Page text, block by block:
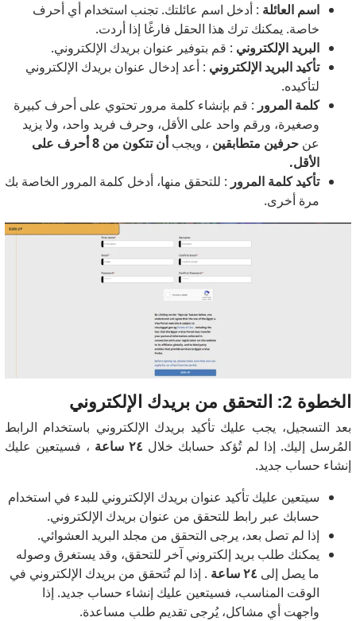
اسم العائلة : أدخل اسم عائلتك. تجنب استخدام أي أحرف
خاصة. يمكنك ترك هذا الحقل فارغًا إذا أردت.
البريد الإلكتروني : قم بتوفير عنوان بريدك الإلكتروني.
تأكيد البريد الإلكتروني : أعد إدخال عنوان بريدك الإلكتروني
لتأكيده.
كلمة المرور : قم بإنشاء كلمة مرور تحتوي على أحرف كبيرة
وصغيرة، ورقم واحد على الأقل، وحرف فريد واحد، ولا يزيد
عن حرفين متطابقين ، ويجب
أن تتكون من 8 أحرف على
الأقل.
تأكيد كلمة المرور : للتحقق منها، أدخل كلمة المرور الخاصة بك
مرة أخرى.
الخطوة 2: التحقق من بريدك الإلكتروني
بعد التسجيل، يجب عليك تأكيد بريدك الإلكتروني باستخدام الرابط
المُرسل إليك. إذا لم تُؤكد حسابك خلال ٢٤ ساعة ، فسيتعين عليك
إنشاء حساب جديد.
سيتعين عليك تأكيد عنوان بريدك الإلكتروني للبدء في استخدام
حسابك عبر رابط للتحقق من عنوان بريدك الإلكتروني.
إذا لم تصل بعد، يرجى التحقق من مجلد البريد العشوائي.
يمكنك طلب بريد إلكتروني آخر للتحقق، وقد يستغرق وصوله
ما يصل إلى ٢٤ ساعة
. إذا لم تُتحقق من بريدك الإلكتروني في
الوقت المناسب، فسيتعين عليك إنشاء حساب جديد. إذا
واجهت أي مشاكل، يُرجى تقديم طلب مساعدة.